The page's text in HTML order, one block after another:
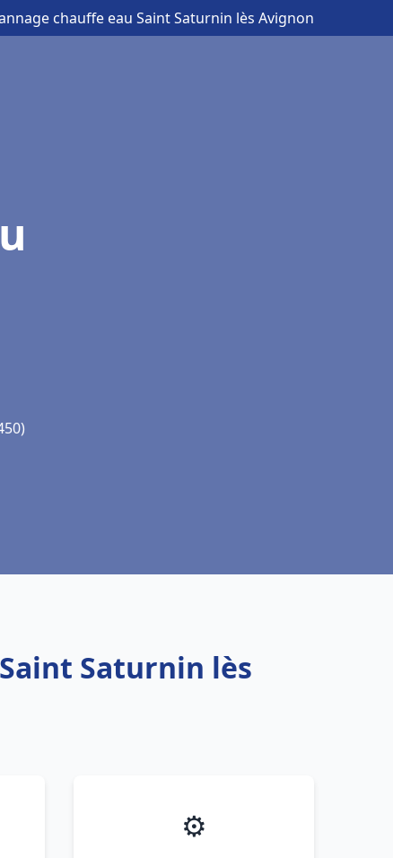
chauffe eau Saint Saturnin lès Avignon
Saturnin lès
⚙️